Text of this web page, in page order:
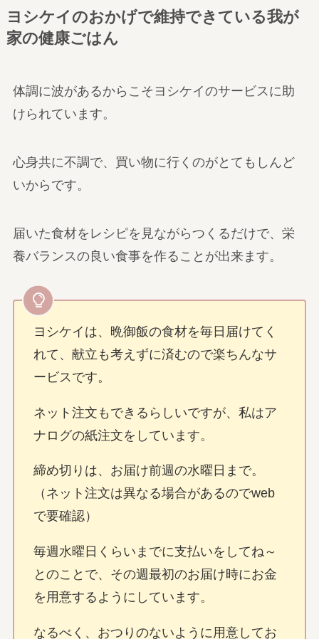
ヨシケイのおかげで維持できている我が
家の健康ごはん
体調に波があるからこそヨシケイのサービスに助
けられています。
心身共に不調で、買い物に行くのがとてもしんど
いからです。
届いた食材をレシピを見ながらつくるだけで、栄
養バランスの良い食事を作ることが出来ます。
ヨシケイは、晩御飯の食材を毎日届けてく
れて、献立も考えずに済むので楽ちんなサ
ービスです。
ネット注文もできるらしいですが、私はア
ナログの紙注文をしています。
締め切りは、お届け前週の水曜日まで。
（ネット注文は異なる場合があるのでweb
で要確認）
毎週水曜日くらいまでに支払いをしてね～
とのことで、その週最初のお届け時にお金
を用意するようにしています。
なるべく、おつりのないように用意してお